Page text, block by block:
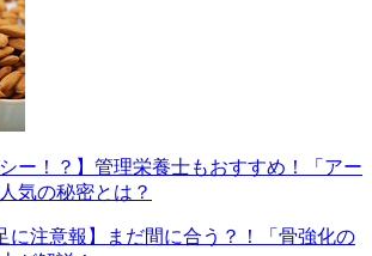
ー！？】管理栄養士もおすすめ！「アー
気の秘密とは？
に注意報】まだ間に合う？！「骨強化の